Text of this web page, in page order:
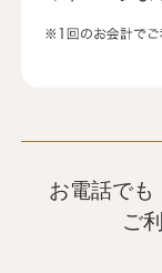
お電話でも
ご